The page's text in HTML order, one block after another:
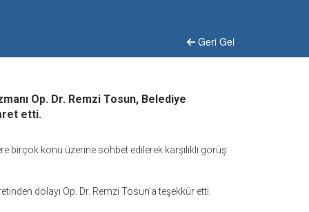
Geri Gel
Op. Dr. Remzi Tosun, Belediye
etti.
birçok konu üzerine sohbet edilerek karşılıklı görüş
dolayı Op. Dr. Remzi Tosun’a teşekkür etti.